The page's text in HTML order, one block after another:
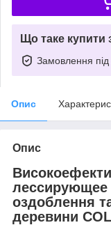
Що таке купити
Замовлення під
Опис
Опис
лессирующее
оздоблення
деревини